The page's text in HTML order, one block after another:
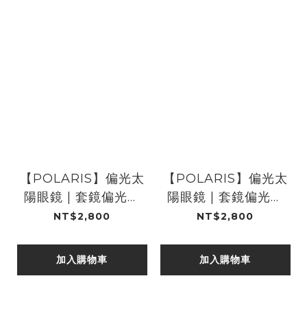
【POLARIS】偏光太
陽眼鏡 | 套鏡偏光灰
亮紅黑 PS81781R
NT$2,800
加入購物車
【POLARIS】偏光太
陽眼鏡 | 套鏡偏光灰
紫幾何 PS81781P
NT$2,800
加入購物車